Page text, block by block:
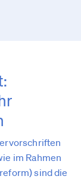
im Rahmen
sind die